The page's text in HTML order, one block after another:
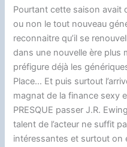
Pourtant cette saison avait
ou non le tout nouveau
reconnaitre qu’il se
dans une nouvelle ère plus
préfigure déjà les
Place… Et puis surtout
magnat de la finance sexy
PRESQUE passer J.R.
talent de l’acteur ne suffit
intéressantes et surtout on